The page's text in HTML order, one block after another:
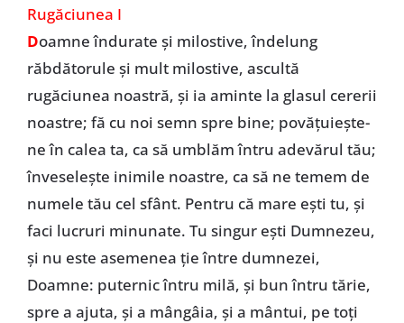
Rugăciunea I
Doamne îndurate şi milostive, îndelung
răbdătorule şi mult milostive, ascultă
rugăciunea noastră, şi ia aminte la glasul cererii
noastre; fă cu noi semn spre bine; povăţuieşte-
ne în calea ta, ca să umblăm întru adevărul tău;
înveseleşte inimile noastre, ca să ne temem de
numele tău cel sfânt. Pentru că mare eşti tu, şi
faci lucruri minunate. Tu singur eşti Dumnezeu,
şi nu este asemenea ţie între dumnezei,
Doamne: puternic întru milă, şi bun întru tărie,
spre a ajuta, şi a mângâia, şi a mântui, pe toţi